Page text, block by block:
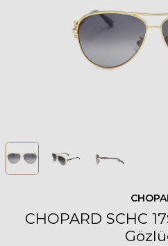
CHOPARD SCHC